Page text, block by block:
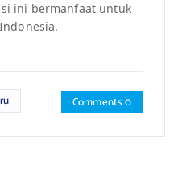
ini bermanfaat untuk
Comments 0